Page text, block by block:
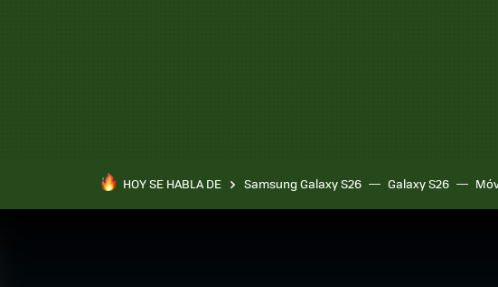
HOY SE HABLA DE Samsung Galaxy S26 Galaxy S26